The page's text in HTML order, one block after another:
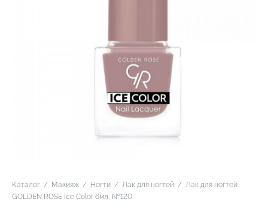
Каталог / Макияж / Ногти / Лак для ногтей / Лак для ногтей
GOLDEN ROSE Ice Color 6мл, №120